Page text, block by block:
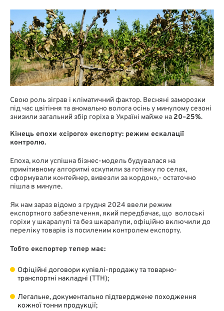
Свою роль зіграв і кліматичний фактор. Весняні заморозки
під час цвітіння та аномально волога осінь у минулому сезоні
знизили загальний збір горіха в Україні майже на 20–25%.
Кінець епохи «сірого» експорту: режим ескалації
контролю.
Епоха, коли успішна бізнес-модель будувалася на
примітивному алгоритмі «скупили за готівку по селах,
сформували контейнер, вивезли за кордон»,- остаточно
пішла в минуле.
Як нам зараз відомо з грудня 2024 ввели режим
експортного забезпечення, який передбачає, що волоські
горіхи у шкаралупі та без шкаралупи, офіційно включили до
переліку товарів із посиленим контролем експорту.
Тобто експортер тепер має:
Офіційні договори купівлі-продажу та товарно-
транспортні накладні (ТТН);
Легальне, документально підтверджене походження
кожної тонни продукції;